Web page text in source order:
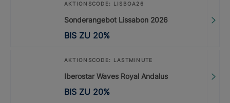
AKTIONSCODE: LISBOA26
Sonderangebot Lissabon 2026
BIS ZU 20%
AKTIONSCODE: LASTMINUTE
Iberostar Waves Royal Andalus
BIS ZU 20%